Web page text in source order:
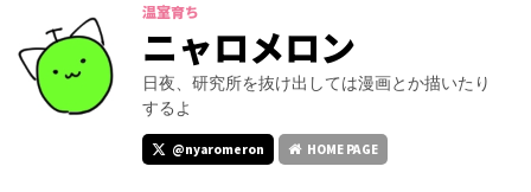
温室育ち
ニャロメロン
日夜、研究所を抜け出しては漫画とか描いたり
するよ
@nyaromeron HOME PAGE